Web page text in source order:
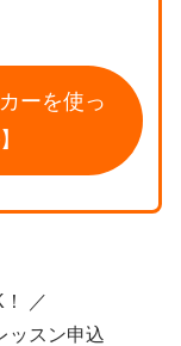
ーを使っ
／
ッスン申込